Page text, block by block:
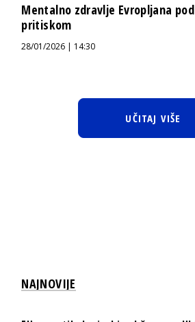
Mentalno zdravlje Evropljana
pritiskom
28/01/2026 | 14:30
UČITAJ VIŠE
NAJNOVIJE